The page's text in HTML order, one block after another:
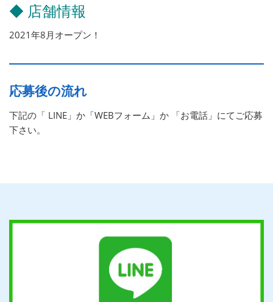
◆ 店舗情報
2021年8月オープン！
応募後の流れ
下記の「 LINE」か「WEBフォーム」か 「お電話」にてご応募
下さい。